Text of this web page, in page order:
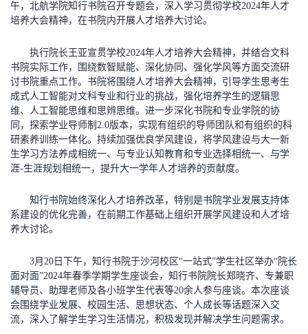
午，北航学院知行书院召开专题会，深入学习贯彻学校2024年人才
培养大会精神，在书院内开展人才培养大讨论。
执行院长王亚宣贯学校2024年人才培养大会精神，并结合文科
书院实际工作，围绕数智赋能、深化协同、强化学风等方面交流研
讨书院重点工作。书院将围绕人才培养大会精神，引导学生思考生
成式人工智能对文科专业和行业的挑战，强化培养学生的逻辑思
维、人工智能思维和思辨思维。进一步深化书院和专业学院的协
同，探索学业导师制2.0版本，实现有组织的导师团队和有组织的科
研素养训练一体化。持续加强优良学风建设，将学风建设与大一新
生学习方法养成相统一、与专业认知教育和专业选择相统一、与学
涯-生涯规划相统一，提升大一学年人才培养的贡献度。
知行书院始终深化人才培养改革，特别是书院学业发展支持体
系建设的优化完善，在前期工作基础上组织开展学风建设和人才培
养大讨论。
3月20日下午，知行书院于沙河校区“一站式”学生社区举办“院长
面对面”2024年春季学期学生座谈会，知行书院院长郑晓齐、专兼职
辅导员、助理老师及各小班学生代表等20余人参与座谈。本次座谈
会围绕学业发展、校园生活、思想状态、个人成长等话题深入交
流，深入了解学生学习生活情况，积极发现并解决学生问题需求。